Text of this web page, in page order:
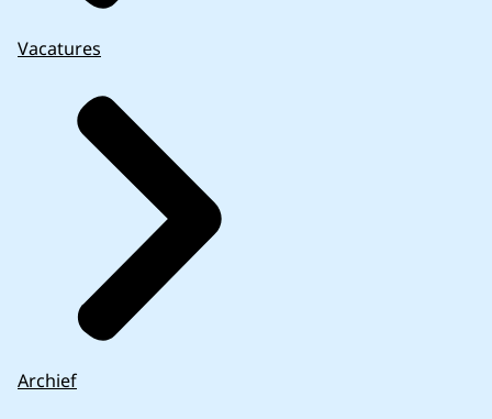
Vacatures
Archief